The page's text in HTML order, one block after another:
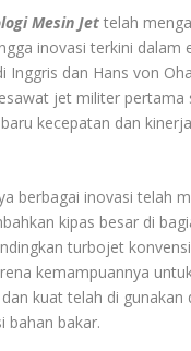
Mesin Jet telah
inovasi terkini dalam
Inggris dan Hans von
jet militer
kecepatan dan
berbagai inovasi telah
kipas besar di
turbojet
kemampuannya
kuat telah di
bahan bakar.